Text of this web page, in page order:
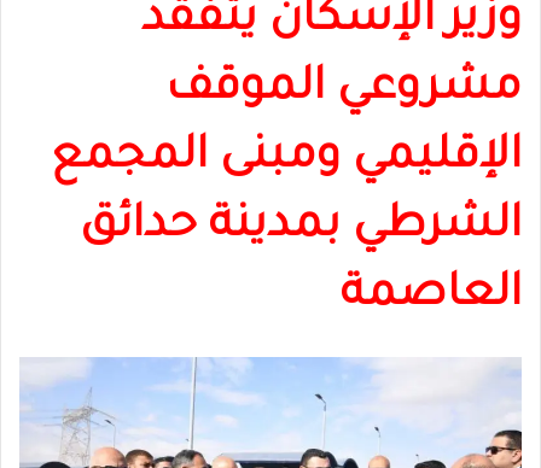
وزير الإسكان يتفقد
مشروعي الموقف
الإقليمي ومبنى المجمع
الشرطي بمدينة حدائق
العاصمة